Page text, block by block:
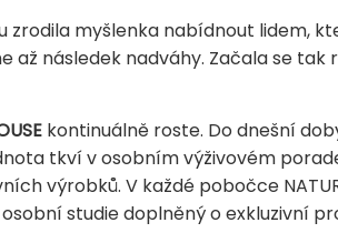
zrodila myšlenka nabídnout lidem,
až následek nadváhy. Začala se
kontinuálně roste. Do dnešní
tkví v osobním výživovém
výrobků. V každé pobočce
studie doplněný o exkluzivní